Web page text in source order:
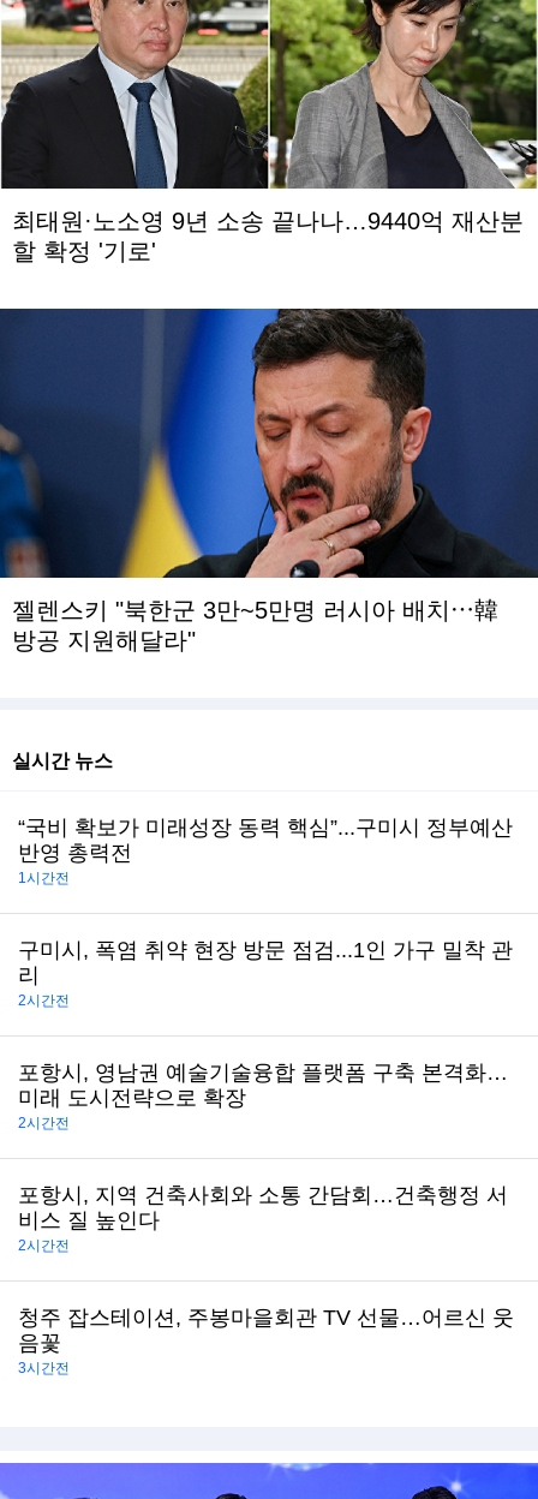
최태원·노소영 9년 소송 끝나나…9440억 재산분
할 확정 '기로'
젤렌스키 "북한군 3만~5만명 러시아 배치⋯韓
방공 지원해달라"
실시간 뉴스
“국비 확보가 미래성장 동력 핵심”...구미시 정부예산
반영 총력전
1시간전
구미시, 폭염 취약 현장 방문 점검...1인 가구 밀착 관
리
2시간전
포항시, 영남권 예술기술융합 플랫폼 구축 본격화…
미래 도시전략으로 확장
2시간전
포항시, 지역 건축사회와 소통 간담회…건축행정 서
비스 질 높인다
2시간전
청주 잡스테이션, 주봉마을회관 TV 선물…어르신 웃
음꽃
3시간전